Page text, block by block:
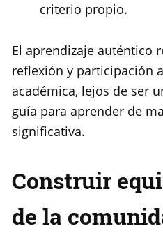
criterio propio.
El aprendizaje auténtico
reflexión y participación
académica, lejos de ser
guía para aprender de
significativa.
Construir
de la